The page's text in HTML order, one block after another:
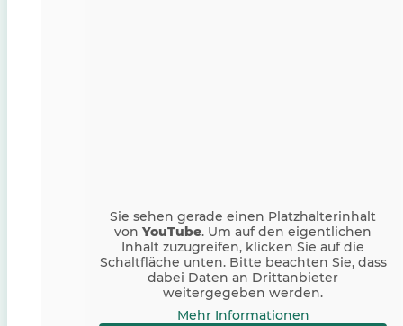
Sie sehen gerade einen Platzhalterinhalt
vonYouTube. Um auf den eigentlichen
Inhalt zuzugreifen, klicken Sie auf die
Schaltfläche unten. Bitte beachten Sie, dass
dabei Daten an Drittanbieter
weitergegeben werden.
Mehr Informationen